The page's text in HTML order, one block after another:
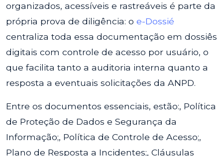
organizados, acessíveis e rastreáveis é parte da
própria prova de diligência: o e-Dossié
centraliza toda essa documentação em dossiês
digitais com controle de acesso por usuário, o
que facilita tanto a auditoria interna quanto a
resposta a eventuais solicitações da ANPD.
Entre os documentos essenciais, estão:, Política
de Proteção de Dados e Segurança da
Informação;, Política de Controle de Acesso;,
Plano de Resposta a Incidentes;, Cláusulas